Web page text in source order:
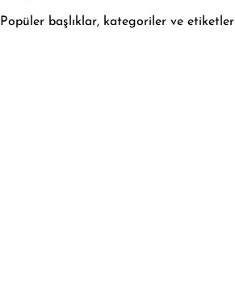
Popüler başlıklar, kategoriler ve etiketler